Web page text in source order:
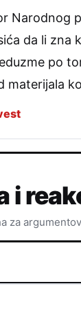
Narodnog
da li zna
po
materijala
i
za